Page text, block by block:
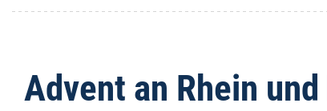
Advent an Rhein